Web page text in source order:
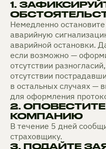
1.
Немедленно
аварийную
аварийной остановки.
если возможно —
отсутствии
отсутствии
в остальных случаях —
для оформления
2.
КОМПАНИЮ
В течение 5 дней
страховщику.
3. ПОДАЙТЕ